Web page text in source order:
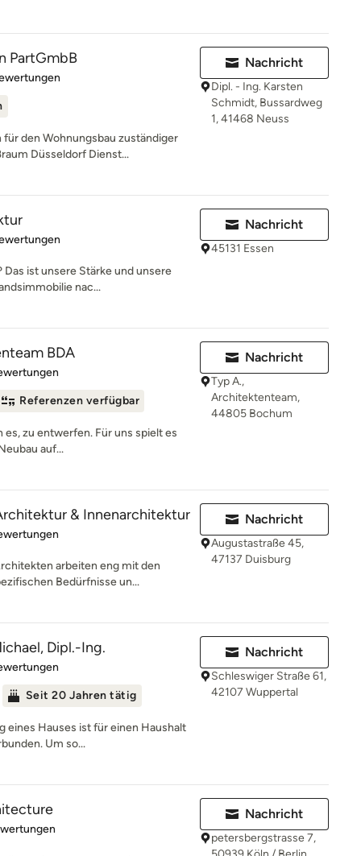
PartGmbB
5 von 5 Sternen
den Wohnungsbau zuständiger
Düsseldorf Dienst...
Nachricht
Dipl. - Ing. Karsten
Schmidt, Bussardweg
1, 41468 Neuss
5 von 5 Sternen
ist unsere Stärke und unsere
nac...
Nachricht
45131 Essen
BDA
5 von 5 Sternen
Referenzen verfügbar
zu entwerfen. Für uns spielt es
auf...
Nachricht
Typ A.,
Architektenteam,
44805 Bochum
& Innenarchitektur
5 von 5 Sternen
arbeiten eng mit den
Bedürfnisse un...
Nachricht
Augustastraße 45,
47137 Duisburg
Dipl.-Ing.
4.6 von 5 Sternen
Seit 20 Jahren tätig
eines Hauses ist für einen Haushalt
Um so...
Nachricht
Schleswiger Straße 61,
42107 Wuppertal
4.9 von 5 Sternen
Nachricht
petersbergstrasse 7,